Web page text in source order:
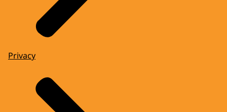
Privacy